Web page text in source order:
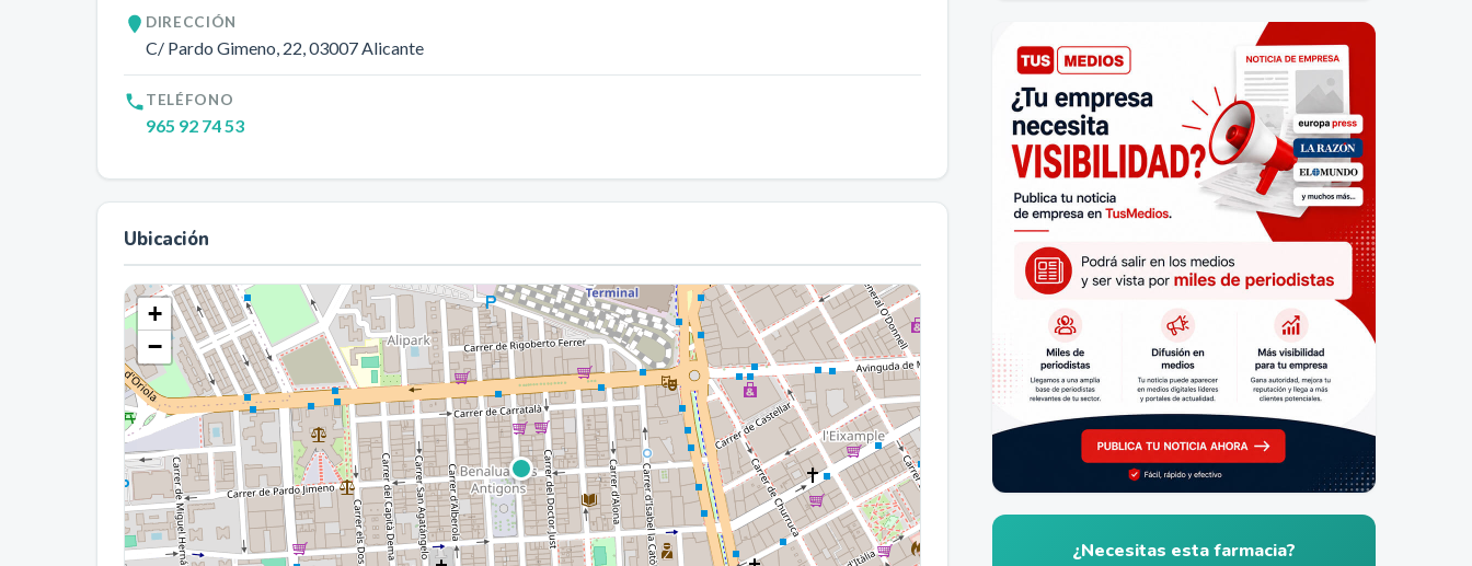
DIRECCIÓN
C/ Pardo Gimeno, 22, 03007Alicante
TELÉFONO
965 92 74 53
Ubicación
+
−
¿Necesitas esta farmacia?